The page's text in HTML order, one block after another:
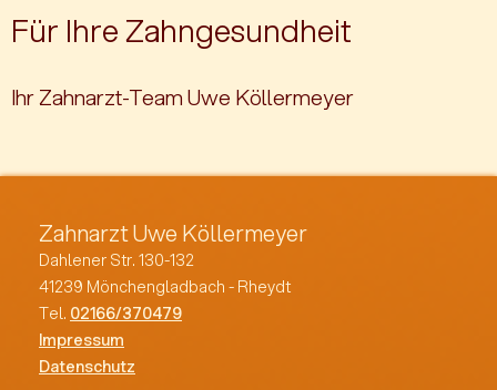
Für Ihre Zahngesundheit
Ihr Zahnarzt-Team Uwe Köllermeyer
Zahnarzt Uwe Köllermeyer
Dahlener Str. 130-132
41239 Mönchengladbach - Rheydt
Tel. 02166/370479
Impressum
Datenschutz